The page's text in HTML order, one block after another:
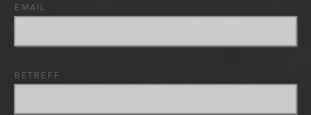
EMAIL
BETREFF